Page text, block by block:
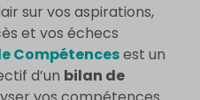
sur vos aspirations,
et vos échecs
Compétencesest un
d’un bilan de